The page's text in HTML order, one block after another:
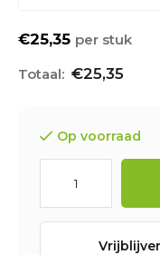
€25,35 per stuk
€25,35
Op voorraad